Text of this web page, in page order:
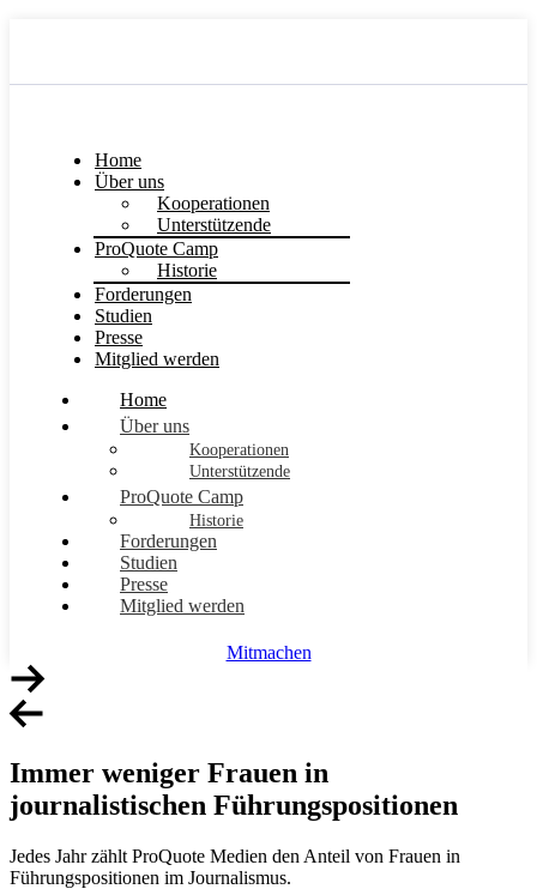
Home
Über uns
Kooperationen
Unterstützende
ProQuote Camp
Historie
Forderungen
Studien
Presse
Mitglied werden
Home
Über uns
Kooperationen
Unterstützende
ProQuote Camp
Historie
Forderungen
Studien
Presse
Mitglied werden
Mitmachen
Immer weniger Frauen in
journalistischen Führungspositionen
Jedes Jahr zählt ProQuote Medien den Anteil von Frauen in
Führungspositionen im Journalismus.